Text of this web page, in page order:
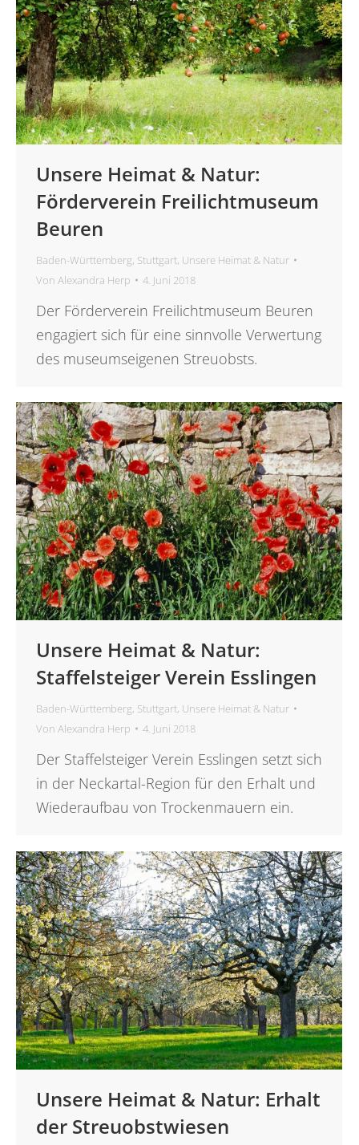
Unsere Heimat & Natur:
Förderverein Freilichtmuseum
Beuren
Baden-Württemberg, Stuttgart, Unsere Heimat & Natur
Von Alexandra Herp 4. Juni 2018
Der Förderverein Freilichtmuseum Beuren
engagiert sich für eine sinnvolle Verwertung
des museumseigenen Streuobsts.
Unsere Heimat & Natur:
Staffelsteiger Verein Esslingen
Baden-Württemberg, Stuttgart, Unsere Heimat & Natur
Von Alexandra Herp 4. Juni 2018
Der Staffelsteiger Verein Esslingen setzt sich
in der Neckartal-Region für den Erhalt und
Wiederaufbau von Trockenmauern ein.
Unsere Heimat & Natur: Erhalt
der Streuobstwiesen